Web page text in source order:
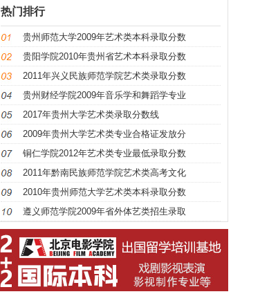
热门排行
贵州师范大学2009年艺术类本科录取分数
贵阳学院2010年贵州省艺术本科录取分数
2011年兴义民族师范学院艺术类录取分数
贵州财经学院2009年音乐学和舞蹈学专业
2017年贵州大学艺术类录取分数线
2009年贵州大学艺术类专业合格证发放分
铜仁学院2012年艺术类专业最低录取分数
2011年黔南民族师范学院艺术类高考文化
2010年贵州师范大学艺术类本科录取分数
遵义师范学院2009年省外体艺类招生录取